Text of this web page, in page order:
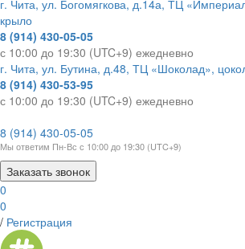
г. Чита, ул. Богомягкова, д.14а, ТЦ
крыло
8 (914) 430-05-05
с 10:00 до 19:30 (UTC+9) ежедневно
г. Чита, ул. Бутина, д.48, ТЦ «Шоколад»,
8 (914) 430-53-95
с 10:00 до 19:30 (UTC+9) ежедневно
8 (914) 430-05-05
Мы ответим Пн-Вс с 10:00 до 19:30 (UTC+9)
Заказать звонок
0
0
/ Регистрация